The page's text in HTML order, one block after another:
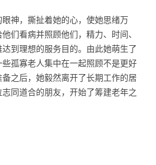
神，撕扯着她的心，使她思绪万
们看病并照顾他们，精力、时间、
到理想的服务目的。由此她萌生了
孤寡老人集中在一起照顾不是更好
之后，她毅然离开了长期工作的居
同道合的朋友，开始了筹建老年之